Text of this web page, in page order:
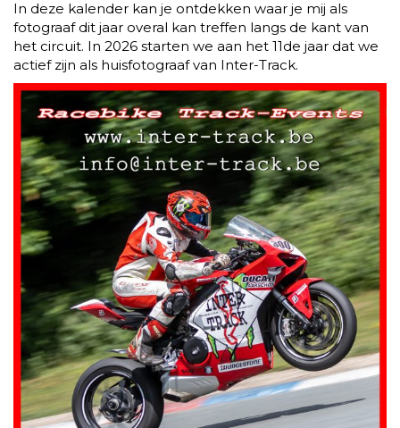
In deze kalender kan je ontdekken waar je mij als
fotograaf dit jaar overal kan treffen langs de kant van
het circuit. In 2026 starten we aan het 11de jaar dat we
actief zijn als huisfotograaf van Inter-Track.